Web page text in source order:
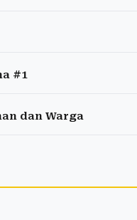
#1
dan Warga